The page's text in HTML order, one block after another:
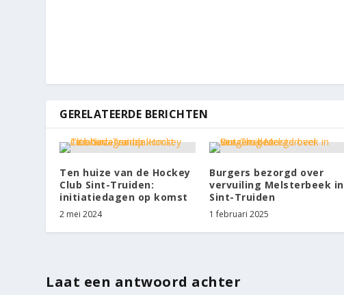
GERELATEERDE BERICHTEN
Ten huize van de Hockey
Club Sint-Truiden:
initiatiedagen op komst
2 mei 2024
Burgers bezorgd over
vervuiling Melsterbeek in
Sint-Truiden
1 februari 2025
Laat een antwoord achter